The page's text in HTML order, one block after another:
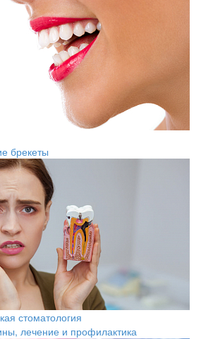
брекеты
стоматология
лечение и профилактика